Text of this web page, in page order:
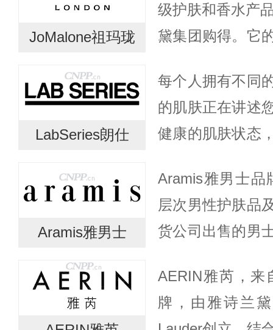
以...
JoMalone祖玛珑
级护肤和香水产
黛集团购得。它
水世界女王的美
LabSeries朗仕
每个人拥有不同
的肌肤正在讲述
健康的肌肤状态
业卓效的护肤解
1987年，...
Aramis雅男士
Aramis雅男士品
层次男性护肤品
货公司出售的男
一丝挑逗，性感
来...
AERIN雅芮，
牌，由雅诗兰